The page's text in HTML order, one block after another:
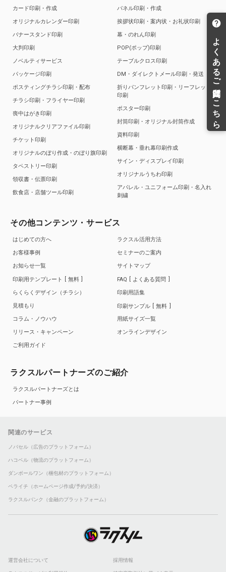
カード印刷・作成
オリジナルカレンダー印刷
バナースタンド印刷
大判印刷
ノベルティサービス
パッケージ印刷
ポスティングチラシ印刷・配布
チラシ印刷・フライヤー印刷
喪中はがき印刷
オリジナルクリアファイル印刷
チケット印刷
オリジナルのぼり作成・のぼり旗印刷
タペストリー印刷
領収書・伝票印刷
飲食店・店舗ツール印刷
パネル印刷・作成
挨拶状印刷・案内状・お礼状印刷
幕・のれん印刷
POP(ポップ)印刷
テーブルクロス印刷
DM・ダイレクトメール印刷・発送
折りパンフレット印刷・リーフレット
印刷
ポスター印刷
封筒印刷・オリジナル封筒作成
資料印刷
横断幕・垂れ幕印刷作成
サイン・ディスプレイ印刷
オリジナルうちわ印刷
アパレル・ユニフォーム印刷・名入れ
刺繍
その他コンテンツ・サービス
はじめての方へ
お客様事例
お知らせ一覧
印刷用テンプレート
無料
らくらくデザイン（チラシ）
見積もり
コラム・ノウハウ
リリース・キャンペーン
ご利用ガイド
ラクスル活用方法
セミナーのご案内
サイトマップ
FAQ
よくある質問
印刷用語集
印刷サンプル
無料
用紙サイズ一覧
オンラインデザイン
ラクスルパートナーズのご紹介
ラクスルパートナーズとは
パートナー事例
関連のサービス
ノバセル（広告のプラットフォーム）
ハコベル（物流のプラットフォーム）
ダンボールワン（梱包材のプラットフォーム）
ペライチ（ホームページ作成/予約/決済）
ラクスルバンク（金融のプラットフォーム）
運営会社について 採用情報